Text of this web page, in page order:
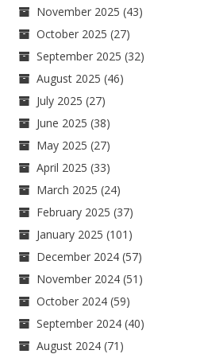
November 2025 (43)
October 2025 (27)
September 2025 (32)
August 2025 (46)
July 2025 (27)
June 2025 (38)
May 2025 (27)
April 2025 (33)
March 2025 (24)
February 2025 (37)
January 2025 (101)
December 2024 (57)
November 2024 (51)
October 2024 (59)
September 2024 (40)
August 2024 (71)